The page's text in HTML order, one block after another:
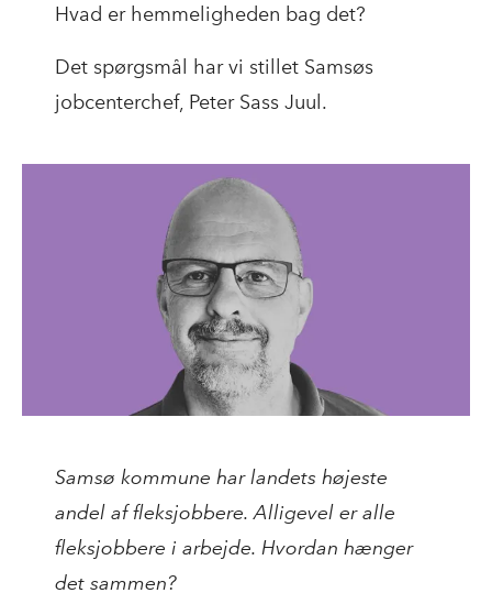
Hvad er hemmeligheden bag det?
Det spørgsmål har vi stillet Samsøs
jobcenterchef, Peter Sass Juul.
Samsø kommune har landets højeste
andel af fleksjobbere. Alligevel er alle
fleksjobbere i arbejde. Hvordan hænger
det sammen?